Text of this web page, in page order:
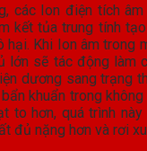
các Ion điện tích
kết tủa trung tính
hại. Khi Ion âm trong
lớn sẽ tác động làm
dương sang trạng
khuẩn trong
to hơn, quá trình
đủ nặng hơn và rơi